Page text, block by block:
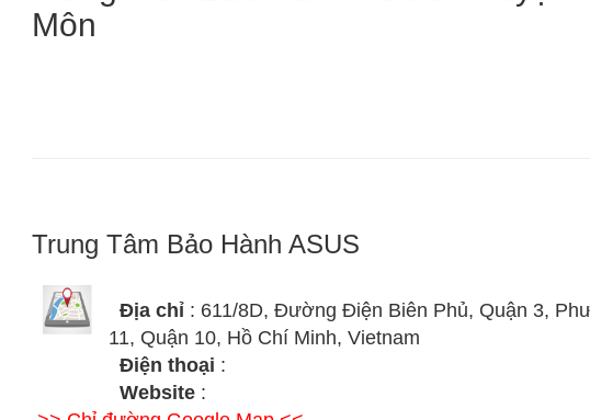
Môn
Trung Tâm Bảo Hành ASUS
Địa chỉ : 611/8D, Đường Điện Biên Phủ, Quận 3,
11, Quận 10, Hồ Chí Minh, Vietnam
Điện thoại :
Website :